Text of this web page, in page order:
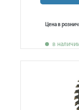
Цена в
в